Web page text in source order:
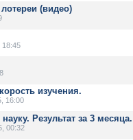
(видео)
18:45
изучения.
16:00
Результат за 3
00:32